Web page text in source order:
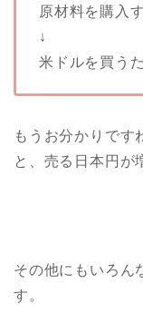
原材料を購入
↓
米ドルを買う
もうお分かりです
と、売る日本円が
その他にもいろん
す。